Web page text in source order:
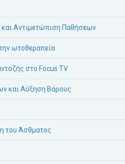
Αντιμετώπιση Παθήσεων
ωτοθεραπεία
στο Focus TV
και Αύξηση Βάρους
του Άσθματος